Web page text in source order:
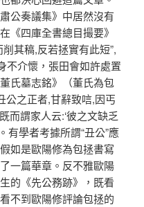
公奏議集》中居然沒有
《四庫全書總目撮要》
其稿,反若拯實有此短”,
不介懷，張田會如許處置
氏墓志銘》（董氏為包
公之正者,甘辭致唁,因丐
而謂家人云:‘彼之文缺乏
有學者考據所謂“丑公”應
如是歐陽修為包拯書寫
一篇華章。反不雅歐陽
的《先公務跡》，既看
不到歐陽修評論包拯的